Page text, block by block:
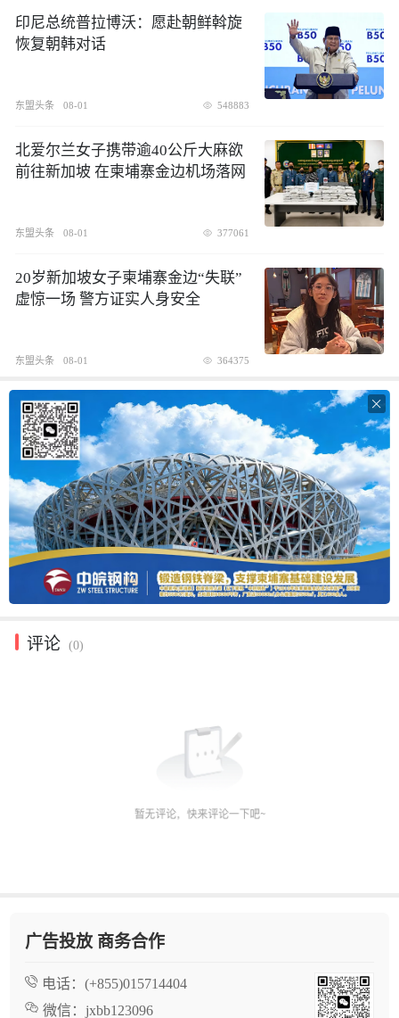
印尼总统普拉博沃：愿赴朝鲜斡旋
恢复朝韩对话
东盟头条 08-01 548883
北爱尔兰女子携带逾40公斤大麻欲
前往新加坡 在柬埔寨金边机场落网
东盟头条 08-01 377061
20岁新加坡女子柬埔寨金边“失联”
虚惊一场 警方证实人身安全
东盟头条 08-01 364375

评论 (0)
广告投放 商务合作
电话： (+855)015714404
微信： jxbb123096